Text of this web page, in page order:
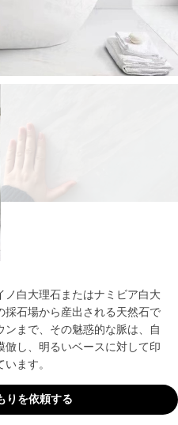
白大理石またはナミビア白大
石場から産出される天然石で
まで、その魅惑的な脈は、自
し、明るいベースに対して印
ます。
りを依頼する